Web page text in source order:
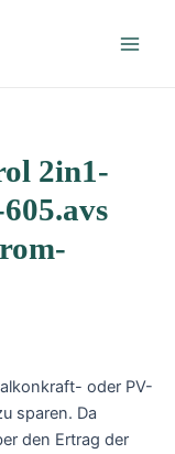
2in1-
oder PV-
sparen. Da
den Ertrag der